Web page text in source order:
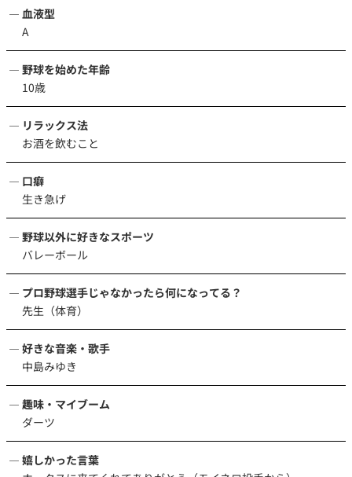
血液型
A
野球を始めた年齢
10歳
リラックス法
お酒を飲むこと
口癖
生き急げ
野球以外に好きなスポーツ
バレーボール
プロ野球選手じゃなかったら何になってる？
先生（体育）
好きな音楽・歌手
中島みゆき
趣味・マイブーム
ダーツ
嬉しかった言葉